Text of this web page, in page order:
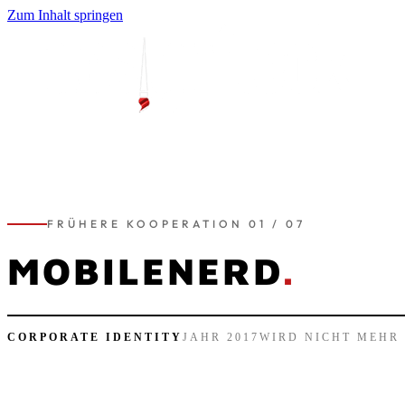
Zum Inhalt springen
FRÜHERE KOOPERATION 01 / 07
MOBILENERD.
CORPORATE IDENTITY JAHR 2017 WIRD NICHT MEHR